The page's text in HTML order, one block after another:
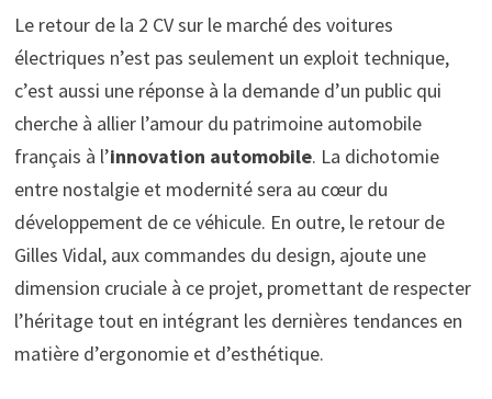
Le retour de la 2 CV sur le marché des voitures
électriques n’est pas seulement un exploit technique,
c’est aussi une réponse à la demande d’un public qui
cherche à allier l’amour du patrimoine automobile
français à l’innovation automobile. La dichotomie
entre nostalgie et modernité sera au cœur du
développement de ce véhicule. En outre, le retour de
Gilles Vidal, aux commandes du design, ajoute une
dimension cruciale à ce projet, promettant de respecter
l’héritage tout en intégrant les dernières tendances en
matière d’ergonomie et d’esthétique.